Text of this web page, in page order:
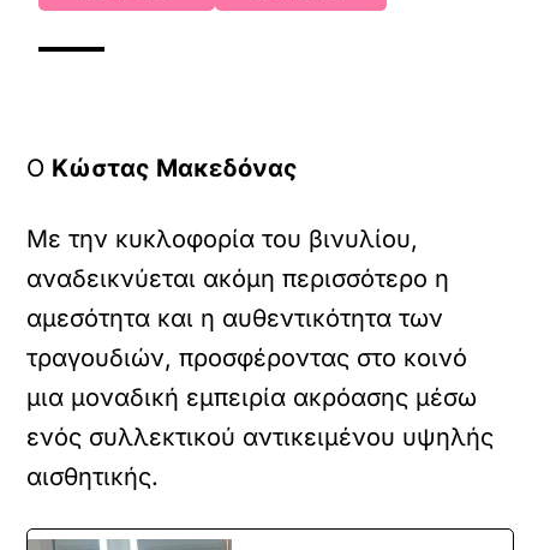
Ο Κώστας Μακεδόνας
Με την κυκλοφορία του βινυλίου,
αναδεικνύεται ακόμη περισσότερο η
αμεσότητα και η αυθεντικότητα των
τραγουδιών, προσφέροντας στο κοινό
μια μοναδική εμπειρία ακρόασης μέσω
ενός συλλεκτικού αντικειμένου υψηλής
αισθητικής.